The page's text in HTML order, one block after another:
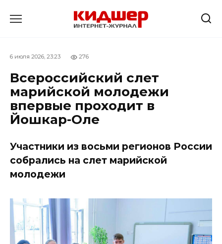
6 июля 2026, 23:23 276
Всероссийский слет
марийской молодежи
впервые проходит в
Йошкар-Оле
Участники из восьми регионов России
собрались на слет марийской
молодежи